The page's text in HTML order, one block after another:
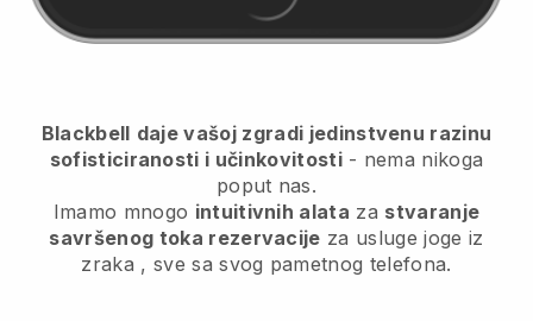
Blackbell daje vašoj zgradi jedinstvenu razinu
sofisticiranosti i učinkovitosti- nema nikoga
poput nas.
Imamo mnogo intuitivnih alata za stvaranje
savršenog toka rezervacije za usluge joge iz
zraka , sve sa svog pametnog telefona.